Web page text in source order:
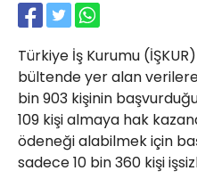
Türkiye İş Kurumu
bültende yer alan
bin 903 kişinin
109 kişi almaya hak
ödeneği alabilmek için
sadece 10 bin 360 kişi